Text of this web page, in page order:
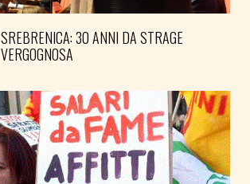
SREBRENICA: 30 ANNI DA STRAGE
VERGOGNOSA